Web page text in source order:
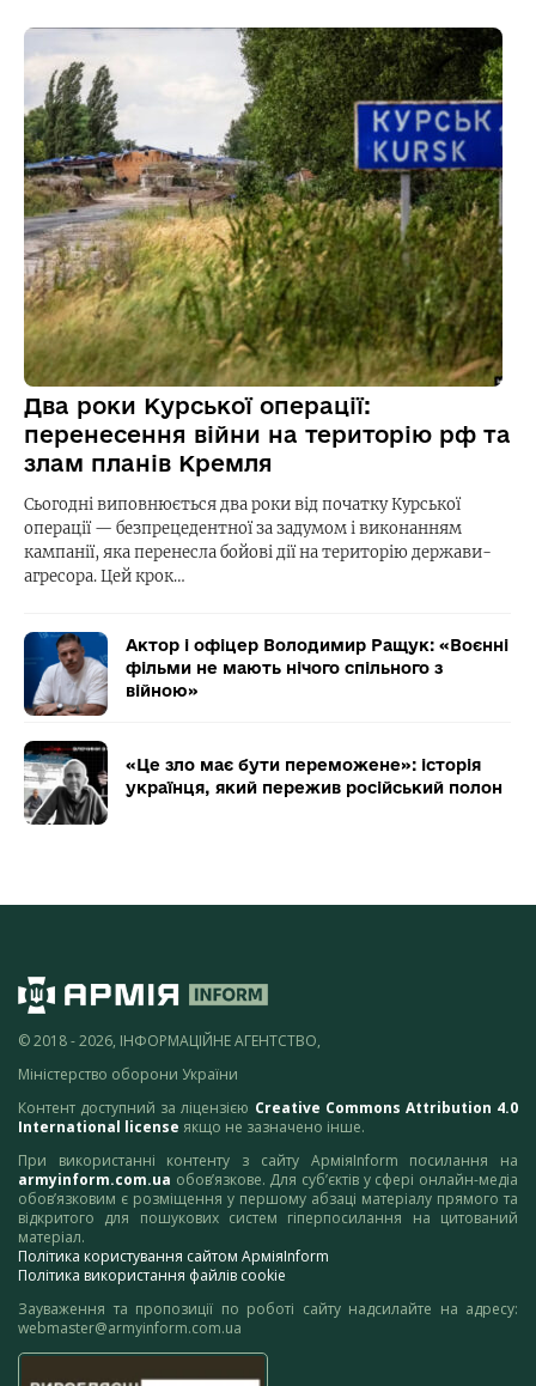
Два роки Курської операції:
перенесення війни на територію рф та
злам планів Кремля
Сьогодні виповнюється два роки від початку Курської
операції — безпрецедентної за задумом і виконанням
кампанії, яка перенесла бойові дії на територію держави-
агресора. Цей крок…
Актор і офіцер Володимир Ращук: «Воєнні
фільми не мають нічого спільного з
війною»
«Це зло має бути переможене»: історія
українця, який пережив російський полон
© 2018 - 2026, ІНФОРМАЦІЙНЕ АГЕНТСТВО,
Міністерство оборони України
Контент доступний за ліцензією Creative Commons Attribution 4.0
International license якщо не зазначено інше.
При використанні контенту з сайту АрміяInform посилання на
armyinform.com.ua обов’язкове. Для суб’єктів у сфері онлайн-медіа
обов’язковим є розміщення у першому абзаці матеріалу прямого та
відкритого для пошукових систем гіперпосилання на цитований
матеріал.
Політика користування сайтом АрміяInform
Політика використання файлів cookie
Зауваження та пропозиції по роботі сайту надсилайте на адресу:
webmaster@armyinform.com.ua